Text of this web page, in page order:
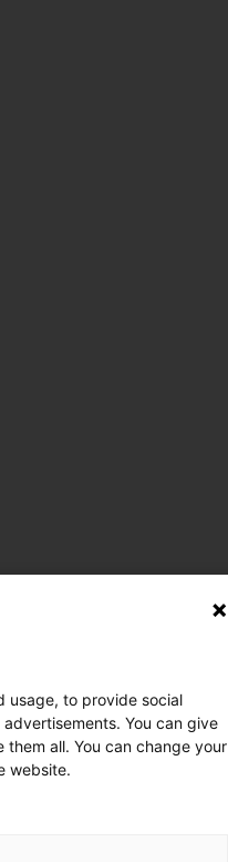
usage, to provide social
You can give
all. You can change your
website.